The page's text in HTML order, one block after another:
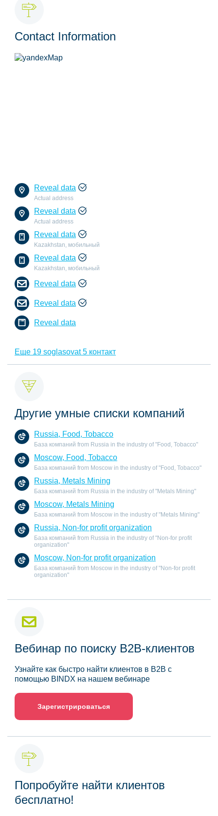
Contact Information
Reveal data
Actual address
Reveal data
Actual address
Reveal data
Kazakhstan, мобильный
Reveal data
Kazakhstan, мобильный
Reveal data
Reveal data
Reveal data
Еще 19 soglasovat 5 контакт
Другие умные списки компаний
Russia, Food, Tobacco
База компаний from Russia in the industry of "Food, Tobacco"
Moscow, Food, Tobacco
База компаний from Moscow in the industry of "Food, Tobacco"
Russia, Metals Mining
База компаний from Russia in the industry of "Metals Mining"
Moscow, Metals Mining
База компаний from Moscow in the industry of "Metals Mining"
Russia, Non-for profit organization
База компаний from Russia in the industry of "Non-for profit
organization"
Moscow, Non-for profit organization
База компаний from Moscow in the industry of "Non-for profit
organization"
Вебинар по поиску B2B-клиентов
Узнайте как быстро найти клиентов в B2B с
помощью BINDX на нашем вебинаре
Зарегистрироваться
Попробуйте найти клиентов
бесплатно!